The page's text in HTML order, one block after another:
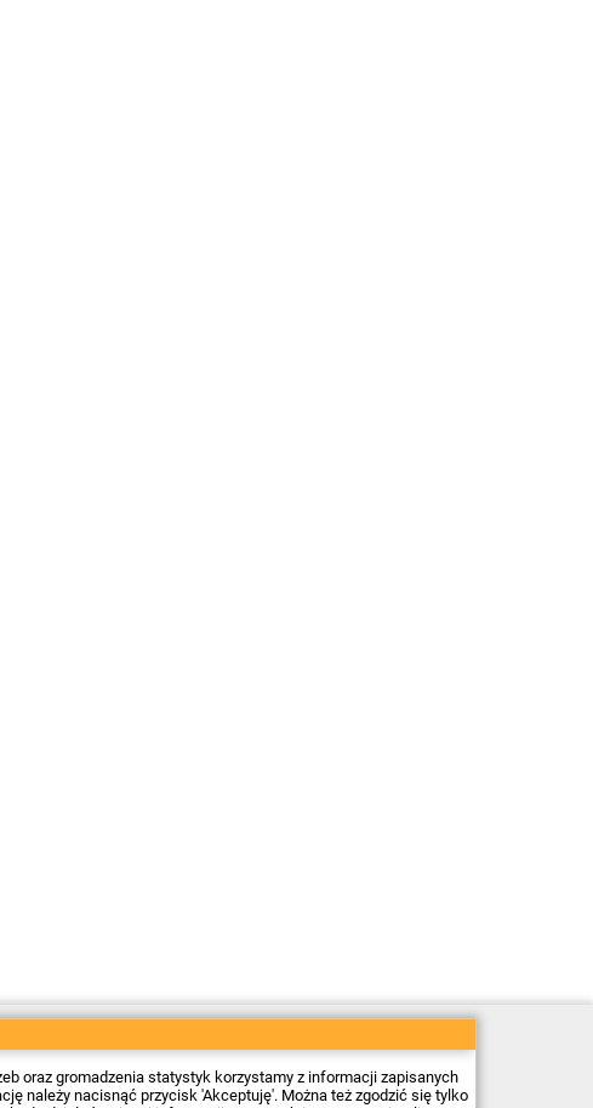
ul. Wólczyńska 206
01-919 Warszawa
NIP: 118-15-77-240
oraz gromadzenia statystyk korzystamy z informacji zapisanych
należy nacisnąć przycisk 'Akceptuję'. Można też zgodzić się tylko